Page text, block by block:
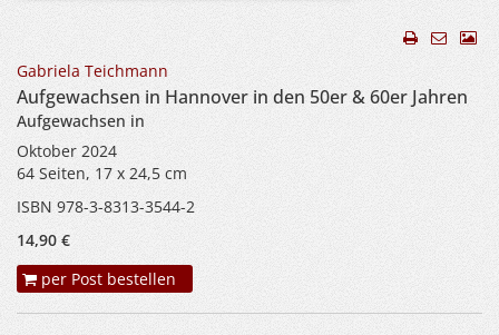
Gabriela Teichmann
Aufgewachsen in Hannover in den 50er & 60er Jahren
Aufgewachsen in
Oktober 2024
64 Seiten, 17 x 24,5 cm
ISBN 978-3-8313-3544-2
14,90 €
per Post bestellen